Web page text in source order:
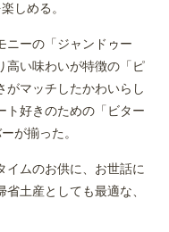
しめる。
ニーの「ジャンドゥー
高い味わいが特徴の「ピ
がマッチしたかわいらし
ト好きのための「ビター
が揃った。
イムのお供に、お世話に
土産としても最適な、